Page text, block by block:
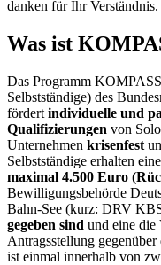
danken für Ihr Verständnis.
Was ist
Das Programm
Selbstständige) des
fördert individuelle und
Qualifizierungen von
Unternehmen krisenfest
Selbstständige erhalten
maximal 4.500 Euro
Bewilligungsbehörde
Bahn-See (kurz: DRV
gegeben sind und eine die
Antragsstellung
ist einmal innerhalb von